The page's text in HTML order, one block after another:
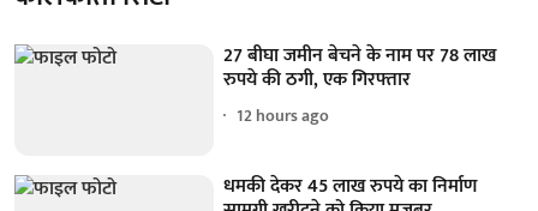
27 बीघा जमीन बेचने के नाम पर 78 लाख
रुपये की ठगी, एक गिरफ्तार
12 hours ago
धमकी देकर 45 लाख रुपये का निर्माण